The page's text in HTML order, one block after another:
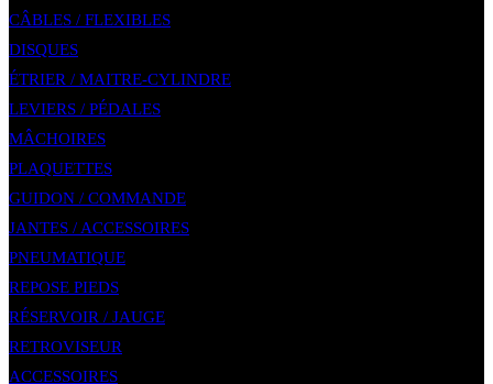
CÂBLES / FLEXIBLES
DISQUES
ÉTRIER / MAITRE-CYLINDRE
LEVIERS / PÉDALES
MÂCHOIRES
PLAQUETTES
GUIDON / COMMANDE
JANTES / ACCESSOIRES
PNEUMATIQUE
REPOSE PIEDS
RÉSERVOIR / JAUGE
RETROVISEUR
ACCESSOIRES